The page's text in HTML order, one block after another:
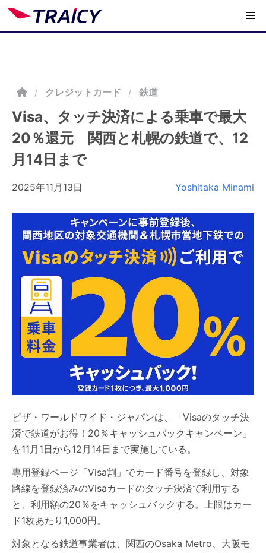
/ クレジットカード 鉄道
Visa、タッチ決済による乗車で最大
20％還元 関西と札幌の鉄道で、12
月14日まで
2025年11月13日 Yoshitaka Minami
ビザ・ワールドワイド・ジャパンは、「Visaのタッチ決
済で鉄道がお得！20％キャッシュバックキャンペーン」
を11月1日から12月14日まで実施している。
専用登録ページ「Visa割」でカード番号を登録し、対象
路線を登録済みのVisaカードのタッチ決済で利用する
と、利用額の20％をキャッシュバックする。上限はカー
ド1枚あたり1,000円。
対象となる鉄道事業者は、関西のOsaka Metro、大阪モ